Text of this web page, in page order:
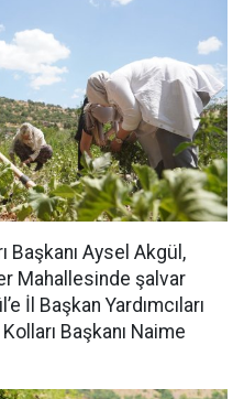
Başkanı Aysel Akgül,
Mahallesinde şalvar
İl Başkan Yardımcıları
Başkanı Naime